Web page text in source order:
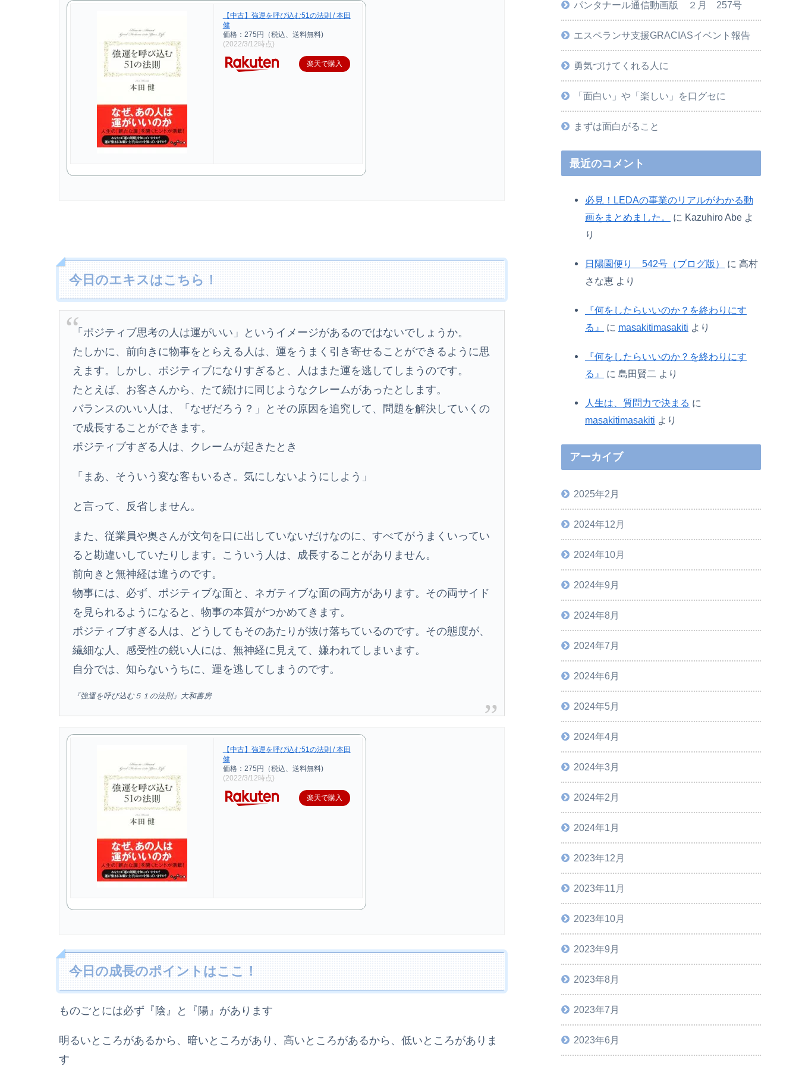
【中古】強運を呼び込む51の法則 / 本田
健
価格：275円（税込、送料無料)
(2022/3/12時点)
楽天で購入
今日のエキスはこちら！
「ポジティブ思考の人は運がいい」というイメージがあるのではないでしょうか。
たしかに、前向きに物事をとらえる人は、運をうまく引き寄せることができるように思
えます。しかし、ポジティブになりすぎると、人はまた運を逃してしまうのです。
たとえば、お客さんから、たて続けに同じようなクレームがあったとします。
バランスのいい人は、「なぜだろう？」とその原因を追究して、問題を解決していくの
で成長することができます。
ポジティブすぎる人は、クレームが起きたとき
「まあ、そういう変な客もいるさ。気にしないようにしよう」
と言って、反省しません。
また、従業員や奥さんが文句を口に出していないだけなのに、すべてがうまくいってい
ると勘違いしていたりします。こういう人は、成長することがありません。
前向きと無神経は違うのです。
物事には、必ず、ポジティブな面と、ネガティブな面の両方があります。その両サイド
を見られるようになると、物事の本質がつかめてきます。
ポジティブすぎる人は、どうしてもそのあたりが抜け落ちているのです。その態度が、
繊細な人、感受性の鋭い人には、無神経に見えて、嫌われてしまいます。
自分では、知らないうちに、運を逃してしまうのです。
『強運を呼び込む５１の法則』大和書房
【中古】強運を呼び込む51の法則 / 本田
健
価格：275円（税込、送料無料)
(2022/3/12時点)
楽天で購入
今日の成長のポイントはここ！
ものごとには必ず『陰』と『陽』があります
明るいところがあるから、暗いところがあり、高いところがあるから、低いところがありま
す
パンタナール通信動画版 ２月 257号
エスペランサ支援GRACIASイベント報告
勇気づけてくれる人に
「面白い」や「楽しい」を口グセに
まずは面白がること
最近のコメント
必見！LEDAの事業のリアルがわかる動
画をまとめました。
に Kazuhiro Abe よ
り
日陽園便り 542号（ブログ版） に 高村
さな恵 より
『何をしたらいいのか？を終わりにす
る』
に masakitimasakiti より
『何をしたらいいのか？を終わりにす
る』
に 島田賢二 より
人生は、質問力で決まる に
masakitimasakiti より
アーカイブ
2025年2月
2024年12月
2024年10月
2024年9月
2024年8月
2024年7月
2024年6月
2024年5月
2024年4月
2024年3月
2024年2月
2024年1月
2023年12月
2023年11月
2023年10月
2023年9月
2023年8月
2023年7月
2023年6月